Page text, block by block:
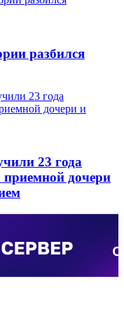
разбился
23 года
приемной дочери